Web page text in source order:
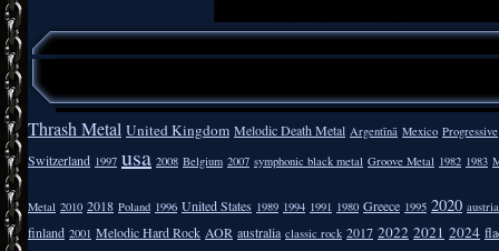
Thrash Metal United Kingdom Melodic Death Metal Argentīnā Mexico Progressive
Switzerland 1997 usa 2008 Belgium 2007 symphonic black metal Groove Metal 1982 1983
Metal 2010 2018 Poland 1996 United States 1989 1994 1991 1980 Greece 1995 2020 austria
finland 2001 Melodic Hard Rock AOR australia classic rock 2017 2022 2021 2024